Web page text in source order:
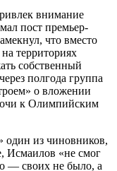
внимание
пост премьер-
что вместо
территориях
собственный
полгода группа
о вложении
к Олимпийским
один из чиновников,
Исмаилов «не смог
— своих не было, а